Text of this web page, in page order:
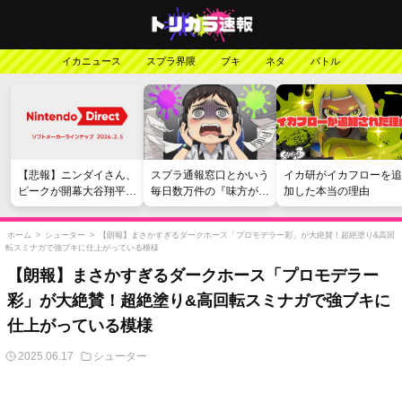
イカニュース スプラ界隈 ブキ ネタ バトル
【悲報】ニンダイさん、
ピークが開幕大谷翔平の
がっかりダイレクトだっ
たと言われてしまう
スプラ通報窓口とかいう
毎日数万件の『味方が弱
い』愚痴を読まされる苦
行
イカ研がイカフローを追
加した本当の理由
ホーム > シューター >
【朗報】まさかすぎるダークホース「プロモデラー彩」が大絶賛！超絶塗り&高回
転スミナガで強ブキに仕上がっている模様
【朗報】まさかすぎるダークホース「プロモデラー
彩」が大絶賛！超絶塗り&高回転スミナガで強ブキに
仕上がっている模様
2025.06.17 シューター